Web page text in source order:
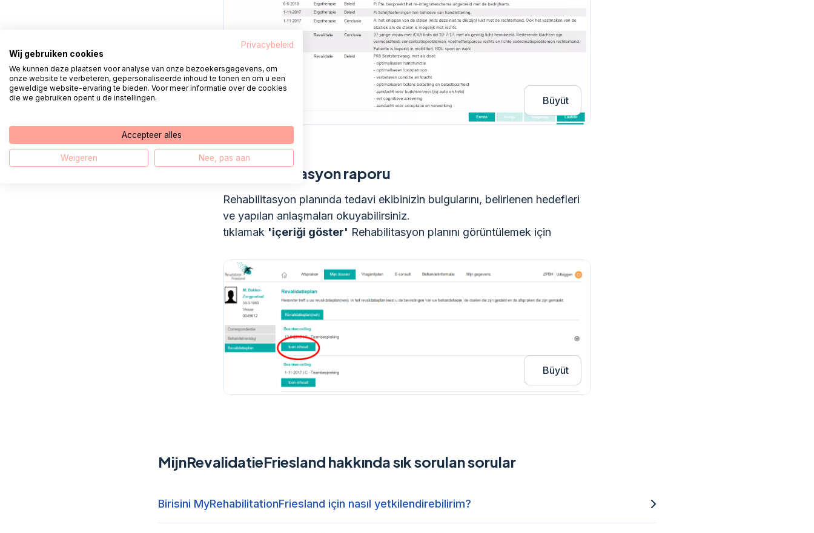
Büyüt
3.Rehabilitasyon raporu
Rehabilitasyon planında tedavi ekibinizin bulgularını, belirlenen hedefleri
ve yapılan anlaşmaları okuyabilirsiniz.
tıklamak 'içeriği göster' Rehabilitasyon planını görüntülemek için
Büyüt
MijnRevalidatieFriesland hakkında sık sorulan sorular
Birisini MyRehabilitationFriesland için nasıl yetkilendirebilirim?
Privacybeleid
Wij gebruiken cookies
We kunnen deze plaatsen voor analyse van onze bezoekersgegevens, om
onze website te verbeteren, gepersonaliseerde inhoud te tonen en om u een
geweldige website-ervaring te bieden. Voor meer informatie over de cookies
die we gebruiken opent u de instellingen.
Accepteer alles
Weigeren Nee, pas aan